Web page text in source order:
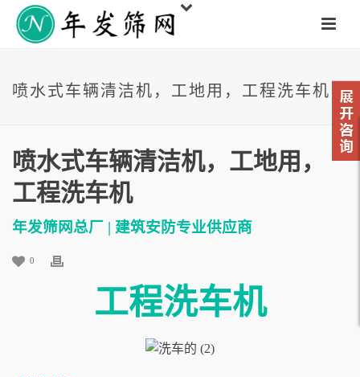
喷水式车辆清洁机，工地用，工程洗车机
喷水式车辆清洁机，工地用，
工程洗车机
年发筛网总厂 | 建筑安防专业供应商
0
工程洗车机